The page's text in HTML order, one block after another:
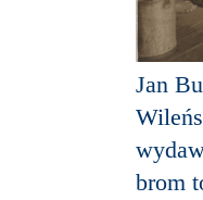
Jan
brom